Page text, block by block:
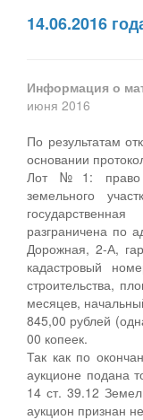
14.06.2016
Информация о
июня 2016
По результатам
основании
Лот №1: право
земельного
разграничена по
Дорожная, 2-А,
кадастровый
строительства,
месяцев,
845,00 рублей
00 копеек.
Так как по
аукционе подана
14 ст. 39.12
аукцион признан